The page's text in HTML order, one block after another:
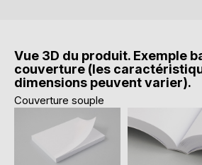
Vue 3D du produit. Exemple
couverture (les
dimensions peuvent varier).
Couverture souple